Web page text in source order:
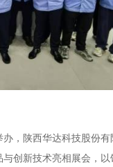
，陕西华达科技股份
创新技术亮相展会，以